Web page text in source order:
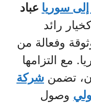
سوريا عباد
رائد
وفعالة من
مع التزامها
تضمن شركة
وصول